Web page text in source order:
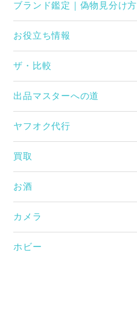
ブランド鑑定｜偽物見分け方
お役立ち情報
ザ・比較
出品マスターへの道
ヤフオク代行
買取
お酒
カメラ
ホビー